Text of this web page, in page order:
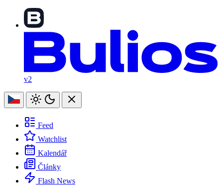
v2
Feed
Watchlist
Kalendář
Články
Flash News